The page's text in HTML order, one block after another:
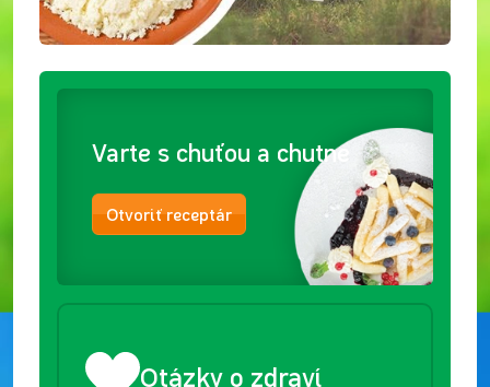
Varte s chuťou a chutne
Otvoriť receptár
Otázky o zdraví